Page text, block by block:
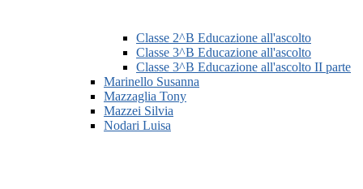
Classe 2^B Educazione all'ascolto
Classe 3^B Educazione all'ascolto
Classe 3^B Educazione all'ascolto II parte
Marinello Susanna
Mazzaglia Tony
Mazzei Silvia
Nodari Luisa